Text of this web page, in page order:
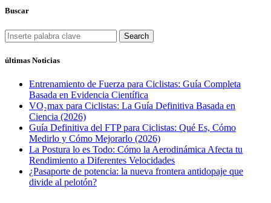
Buscar
Search
últimas Noticias
Entrenamiento de Fuerza para Ciclistas: Guía Completa
Basada en Evidencia Científica
VO₂max para Ciclistas: La Guía Definitiva Basada en
Ciencia (2026)
Guía Definitiva del FTP para Ciclistas: Qué Es, Cómo
Medirlo y Cómo Mejorarlo (2026)
La Postura lo es Todo: Cómo la Aerodinámica Afecta tu
Rendimiento a Diferentes Velocidades
¿Pasaporte de potencia: la nueva frontera antidopaje que
divide al pelotón?